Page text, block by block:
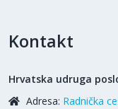
Kontakt
Hrvatska udruga
Adresa: Radnička